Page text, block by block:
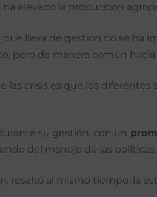
elevado la producción
lleva de gestión no se ha
pero de manera común
las crisis es que los
su gestión, con un
del manejo de las políticas
resaltó al mismo tiempo, la